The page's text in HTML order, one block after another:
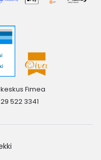
Fimea
522 3341